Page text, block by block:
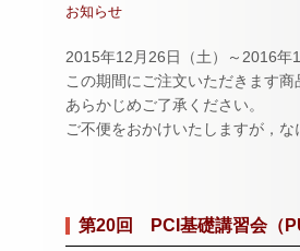
お知らせ
2015年12月26日（土）～2016年
この期間にご注文いただきます
あらかじめご了承ください。
ご不便をおかけいたしますが，な
第20回 PCI基礎講習会（